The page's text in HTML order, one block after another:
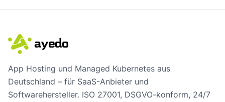
App Hosting und Managed Kubernetes aus
Deutschland – für SaaS-Anbieter und
Softwarehersteller. ISO 27001, DSGVO-konform, 24/7